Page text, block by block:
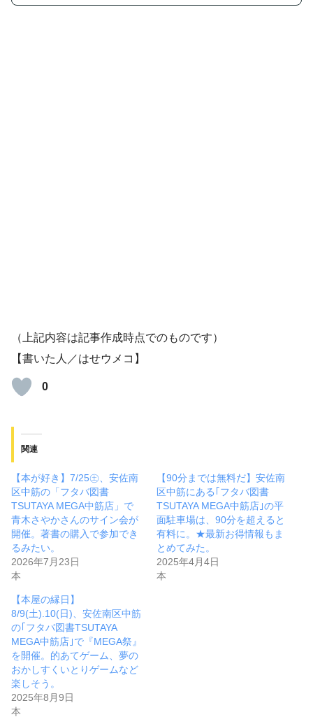
（上記内容は記事作成時点でのものです）
【書いた人／はせウメコ】
0
関連
【本が好き】7/25㊏、安佐南
区中筋の「フタバ図書
TSUTAYA MEGA中筋店」で
青木さやかさんのサイン会が
開催。著書の購入で参加でき
るみたい。
2026年7月23日
本
【90分までは無料だ】安佐南
区中筋にある｢フタバ図書
TSUTAYA MEGA中筋店｣の平
面駐車場は、90分を超えると
有料に。★最新お得情報もま
とめてみた。
2025年4月4日
本
【本屋の縁日】
8/9(土).10(日)、安佐南区中筋
の｢フタバ図書TSUTAYA
MEGA中筋店｣で『MEGA祭』
を開催。的あてゲーム、夢の
おかしすくいとりゲームなど
楽しそう。
2025年8月9日
本